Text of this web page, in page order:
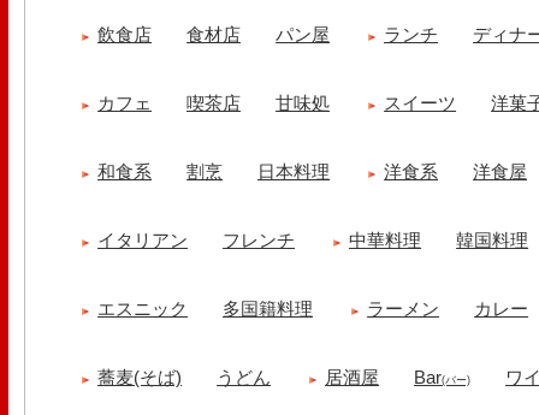
飲食店 食材店 パン屋 ランチ ディナ
カフェ 喫茶店 甘味処 スイーツ 洋菓
和食系 割烹 日本料理 洋食系 洋食屋
イタリアン フレンチ 中華料理 韓国料理
エスニック 多国籍料理 ラーメン カレー
蕎麦(そば) うどん 居酒屋 Bar(バー) ワ